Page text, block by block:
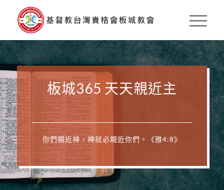
板城365 天天親近主
你們親近神，神就必親近你們。《雅4:8》